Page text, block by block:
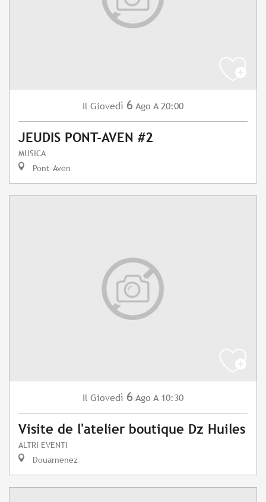
Il Giovedì 6 Ago A 20:00
JEUDIS PONT-AVEN #2
MUSICA
Pont-Aven
Il Giovedì 6 Ago A 10:30
Visite de l'atelier boutique Dz Huiles
ALTRI EVENTI
Douarnenez